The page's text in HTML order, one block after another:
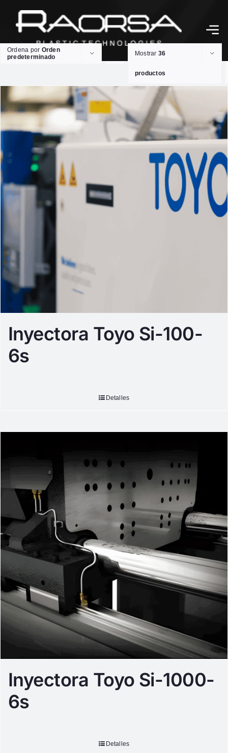
Ordena por Orden
predeterminado
Mostrar 36
productos
Inyectora Toyo Si-100-
6s
Detalles
Inyectora Toyo Si-1000-
6s
Detalles